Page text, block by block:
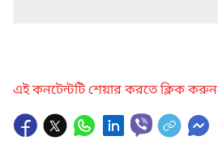
এই কনটেন্টটি শেয়ার করতে ক্লিক করুন